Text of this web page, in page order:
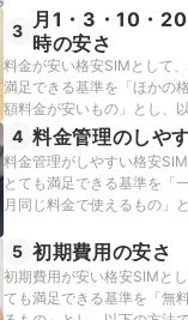
した。2025年7月24日に記
報をもとに調査・評価して
3 月1・3・10・
時の安さ
料金が安い格安SIMとして
満足できる基準を「ほかの
額料金が安いもの」とし、
を行いました。なお、デフ
る「おすすめ順」のランキ
者が多いとされている3GB
金で作成しています。2026
報をもとに検証を行っていま
4 料金管理のしや
料金管理がしやすい格安
とても満足できる基準を「
月同じ料金で使えるもの」
5 初期費用の安さ
初期費用が安い格安SIMと
ても満足できる基準を「無